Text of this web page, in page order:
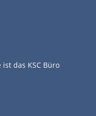
das KSC Büro